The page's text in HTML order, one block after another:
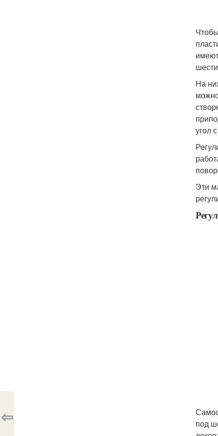
На
угол
Эти
под
⇦